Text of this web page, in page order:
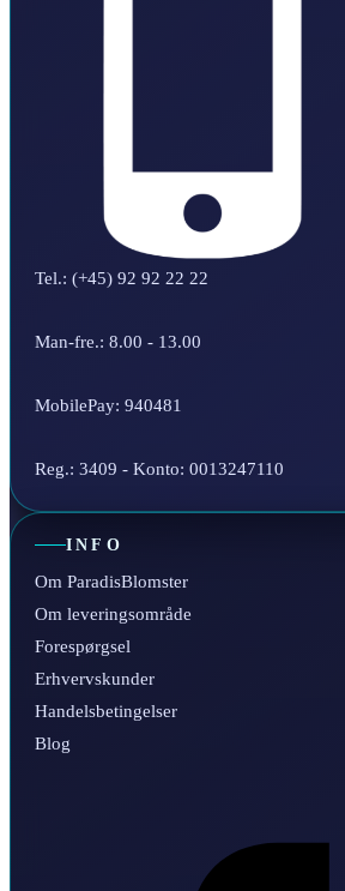
Tel.: (+45) 92 92 22 22
Man-fre.: 8.00 - 13.00
MobilePay: 940481
Reg.: 3409 - Konto: 0013247110
INFO
Om ParadisBlomster
Om leveringsområde
Forespørgsel
Erhvervskunder
Handelsbetingelser
Blog